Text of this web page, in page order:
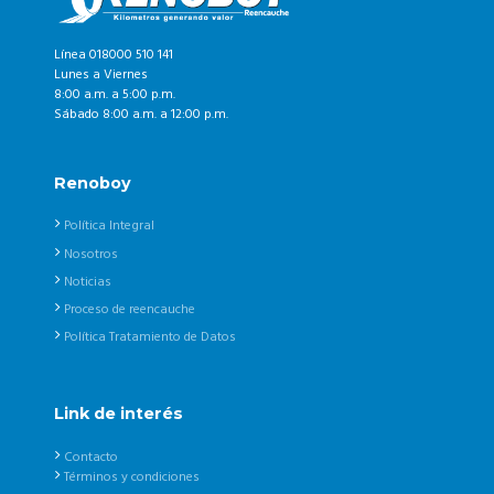
Línea 018000 510 141
Lunes a Viernes
8:00 a.m. a 5:00 p.m.
Sábado 8:00 a.m. a 12:00 p.m.
Renoboy
Política Integral
Nosotros
Noticias
Proceso de reencauche
Política Tratamiento de Datos
Link de interés
Contacto
Términos y condiciones